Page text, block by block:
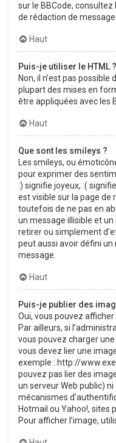
sur le BBCode,
de rédaction de message.
Haut
Puis-je utiliser le HTML ?
Non, il n’est pas
plupart des mises en
être appliquées avec les
Haut
Que sont les smileys ?
Les smileys, ou
pour exprimer des
:) signifie joyeux, :(
est visible sur la page de
toutefois de ne pas en
un message illisible et
retirer ou simplement
peut aussi avoir défini
message.
Haut
Puis-je publier des
Oui, vous pouvez
Par ailleurs, si
vous pouvez charger
vous devez lier une
exemple : http://
pouvez pas lier des
un serveur Web public)
mécanismes
Hotmail ou Yahoo!, sites
Pour afficher l’image,